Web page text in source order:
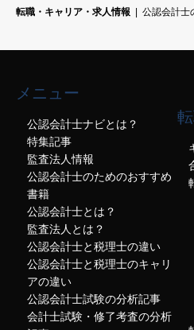
転職・キャリア・求人情報
公認会計士
メニュー
公認会計士ナビとは？
特集記事
監査法人情報
公認会計士のためのおすすめ
書籍
公認会計士とは？
監査法人とは？
公認会計士と税理士の違い
公認会計士と税理士のキャリ
アの違い
公認会計士試験の分析記事
会計士試験・修了考査の分析